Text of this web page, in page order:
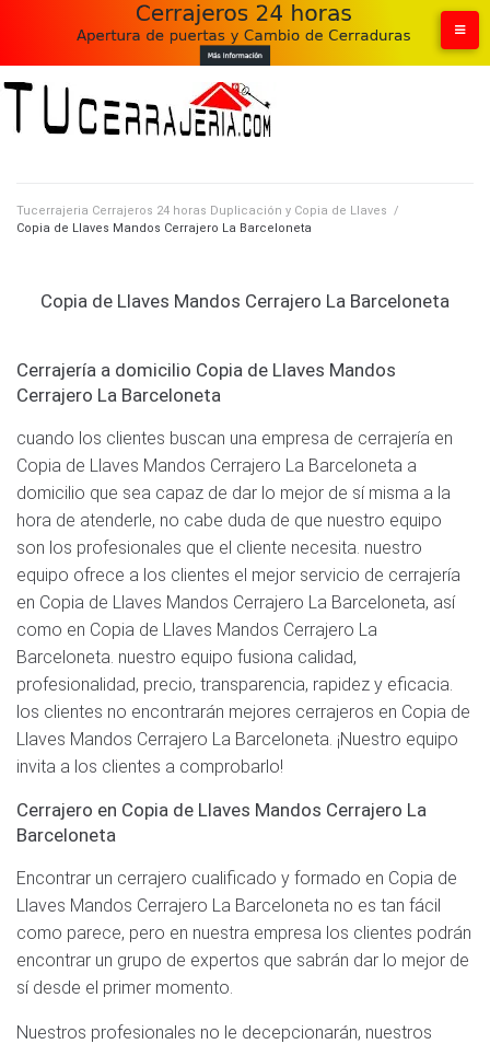
content
Tucerrajeria Cerrajeros 24 horas Duplicación y Copia de Llaves /
Copia de Llaves Mandos Cerrajero La Barceloneta
Copia de Llaves Mandos Cerrajero La Barceloneta
Cerrajería a domicilio Copia de Llaves Mandos
Cerrajero La Barceloneta
cuando los clientes buscan una empresa de cerrajería en
Copia de Llaves Mandos Cerrajero La Barceloneta a
domicilio que sea capaz de dar lo mejor de sí misma a la
hora de atenderle, no cabe duda de que nuestro equipo
son los profesionales que el cliente necesita. nuestro
equipo ofrece a los clientes el mejor servicio de cerrajería
en Copia de Llaves Mandos Cerrajero La Barceloneta, así
como en Copia de Llaves Mandos Cerrajero La
Barceloneta. nuestro equipo fusiona calidad,
profesionalidad, precio, transparencia, rapidez y eficacia.
los clientes no encontrarán mejores cerrajeros en Copia de
Llaves Mandos Cerrajero La Barceloneta. ¡Nuestro equipo
invita a los clientes a comprobarlo!
Cerrajero en Copia de Llaves Mandos Cerrajero La
Barceloneta
Encontrar un cerrajero cualificado y formado en Copia de
Llaves Mandos Cerrajero La Barceloneta no es tan fácil
como parece, pero en nuestra empresa los clientes podrán
encontrar un grupo de expertos que sabrán dar lo mejor de
sí desde el primer momento.
Nuestros profesionales no le decepcionarán, nuestros